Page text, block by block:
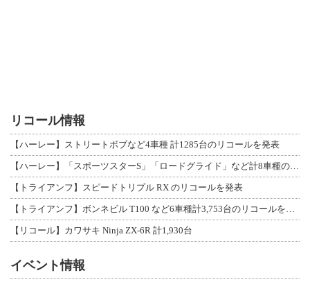
リコール情報
【ハーレー】ストリートボブなど4車種 計1285台のリコールを発表
【ハーレー】「スポーツスターS」「ロードグライド」など計8車種のリコールを発表
【トライアンフ】スピードトリプル RX のリコールを発表
【トライアンフ】ボンネビル T100 など6車種計3,753台のリコールを発表
【リコール】カワサキ Ninja ZX-6R 計1,930台
イベント情報